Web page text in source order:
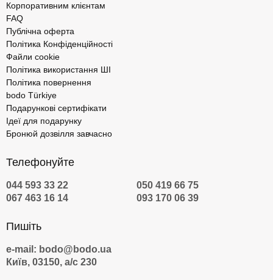
Корпоративним клієнтам
FAQ
Публічна оферта
Політика Конфіденційності
Файли cookie
Політика використання ШІ
Політика повернення
bodo Türkiye
Подарункові сертифікати
Ідеї для подарунку
Бронюй дозвілля завчасно
Телефонуйте
044 593 33 22
050 419 66 75
067 463 16 14
093 170 06 39
Пишіть
e-mail: bodo@bodo.ua
Київ, 03150, а/с 230